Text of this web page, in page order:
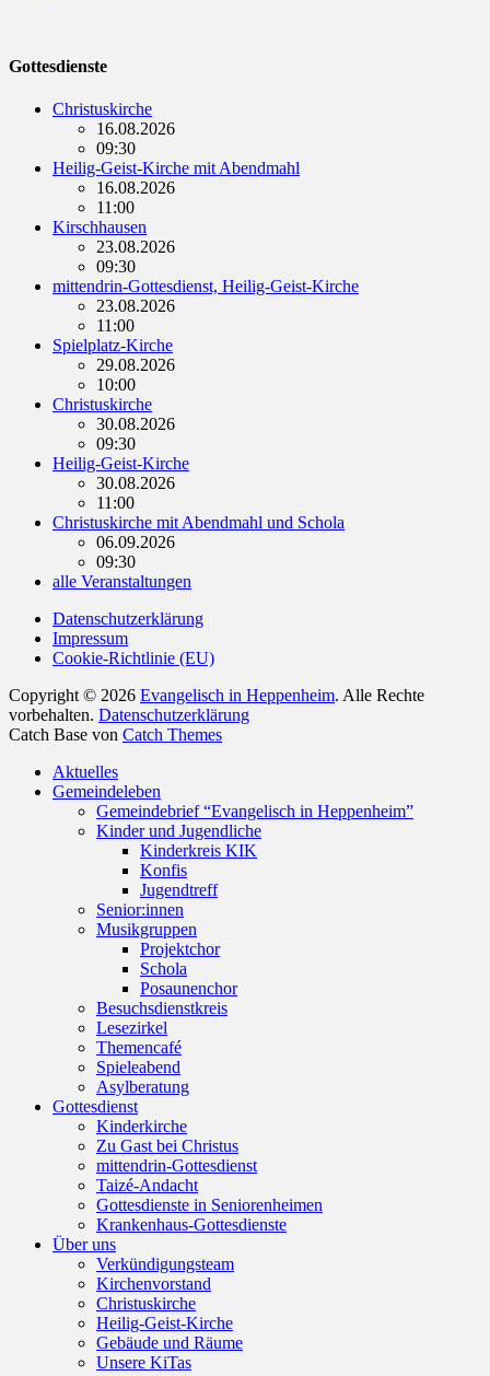
Gottesdienste
Christuskirche
16.08.2026
09:30
Heilig-Geist-Kirche mit Abendmahl
16.08.2026
11:00
Kirschhausen
23.08.2026
09:30
mittendrin-Gottesdienst, Heilig-Geist-Kirche
23.08.2026
11:00
Spielplatz-Kirche
29.08.2026
10:00
Christuskirche
30.08.2026
09:30
Heilig-Geist-Kirche
30.08.2026
11:00
Christuskirche mit Abendmahl und Schola
06.09.2026
09:30
alle Veranstaltungen
Datenschutzerklärung
Impressum
Cookie-Richtlinie (EU)
Copyright © 2026 Evangelisch in Heppenheim. Alle Rechte
vorbehalten. Datenschutzerklärung
Catch Base von Catch Themes
oben
scrollen
Aktuelles
Gemeindeleben
Gemeindebrief “Evangelisch in Heppenheim”
Kinder und Jugendliche
Kinderkreis KIK
Konfis
Jugendtreff
Senior:innen
Musikgruppen
Projektchor
Schola
Posaunenchor
Besuchsdienstkreis
Lesezirkel
Themencafé
Spieleabend
Asylberatung
Gottesdienst
Kinderkirche
Zu Gast bei Christus
mittendrin-Gottesdienst
Taizé-Andacht
Gottesdienste in Seniorenheimen
Krankenhaus-Gottesdienste
Über uns
Verkündigungsteam
Kirchenvorstand
Christuskirche
Heilig-Geist-Kirche
Gebäude und Räume
Unsere KiTas